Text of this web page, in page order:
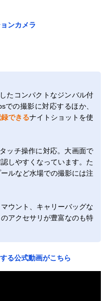
ンカメラ
たコンパクトなジンバル付
での撮影に対応するほか、
できるナイトショットを使
ッチ操作に対応。大画面で
しやすくなっています。た
ルなど水場での撮影には注
ウント、キャリーバッグな
アクセサリが豊富なのも特
る公式動画がこちら